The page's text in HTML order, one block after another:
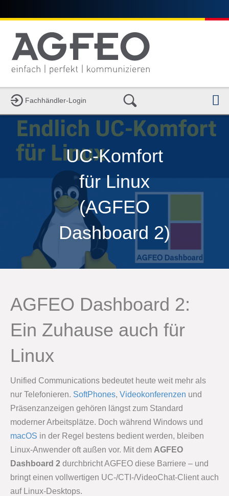
Fachhändler-Login
UC-Komfort
für Linux
(AGFEO
Dashboard 2)
AGFEO Dashboard 2:
Ein Zuhause auch für
Linux
Unified Communications bedeutet heute weit mehr als
nur Telefonieren. SoftPhones, Videokonferenzen und
Präsenzanzeigen gehören längst zum Standard
moderner Arbeitsplätze. Doch während Windows und
macOS in der Regel bestens bedient werden, bleiben
Linux-Anwender oft außen vor. Mit dem AGFEO
Dashboard 2 durchbricht AGFEO diese Barriere – und
bringt einen vollwertigen UC-/CTI-/VideoChat-Client auch
auf Linux-Desktops.